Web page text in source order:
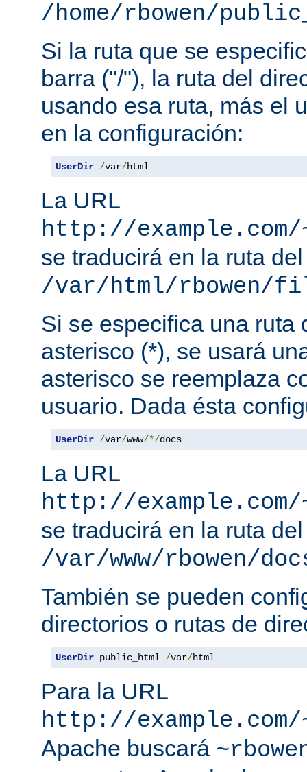
/home/rbowen/
Si la ruta que se
barra ("/"), la ruta del
usando esa ruta, más el
en la configuración:
UserDir /var/html
La URL
http://
se traducirá en la ruta
/var/html/rbowen/
Si se especifica una ruta
asterisco (*), se usará
asterisco se reemplaza
usuario. Dada ésta
UserDir /var/www/*/docs
La URL
http://
se traducirá en la ruta
/var/www/rbowen/
También se pueden
directorios o rutas de
UserDir public_html /var/html
Para la URL
http://
Apache buscará